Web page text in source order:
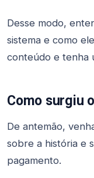
Desse modo,
sistema e como
conteúdo e tenha
Como surgiu
De antemão,
sobre a história e
pagamento.